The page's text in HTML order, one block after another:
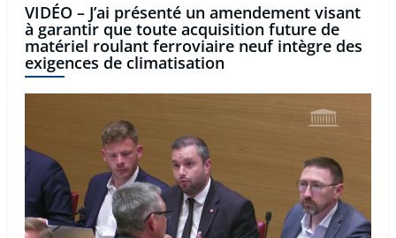
VIDÉO – J’ai présenté un amendement visant
à garantir que toute acquisition future de
matériel roulant ferroviaire neuf intègre des
exigences de climatisation